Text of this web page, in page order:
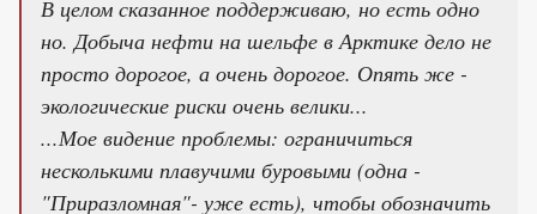
В целом сказанное поддерживаю, но есть одно
но. Добыча нефти на шельфе в Арктике дело не
просто дорогое, а очень дорогое. Опять же -
экологические риски очень велики...
...Мое видение проблемы: ограничиться
несколькими плавучими буровыми (одна -
"Приразломная"- уже есть), чтобы обозначить